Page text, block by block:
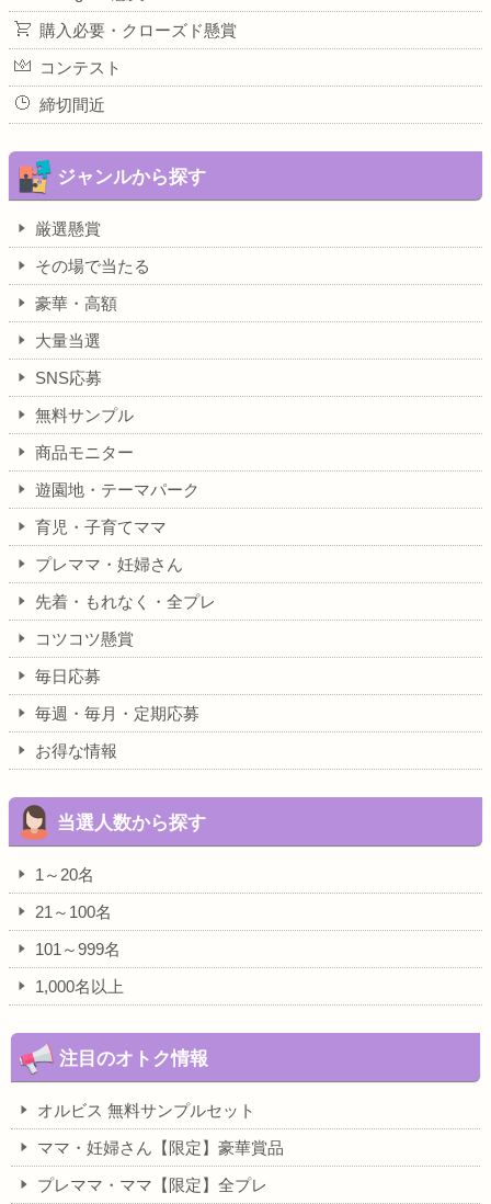
購入必要・クローズド懸賞
コンテスト
締切間近
ジャンルから探す
厳選懸賞
その場で当たる
豪華・高額
大量当選
SNS応募
無料サンプル
商品モニター
遊園地・テーマパーク
育児・子育てママ
プレママ・妊婦さん
先着・もれなく・全プレ
コツコツ懸賞
毎日応募
毎週・毎月・定期応募
お得な情報
当選人数から探す
1～20名
21～100名
101～999名
1,000名以上
注目のオトク情報
オルビス 無料サンプルセット
ママ・妊婦さん【限定】豪華賞品
プレママ・ママ【限定】全プレ